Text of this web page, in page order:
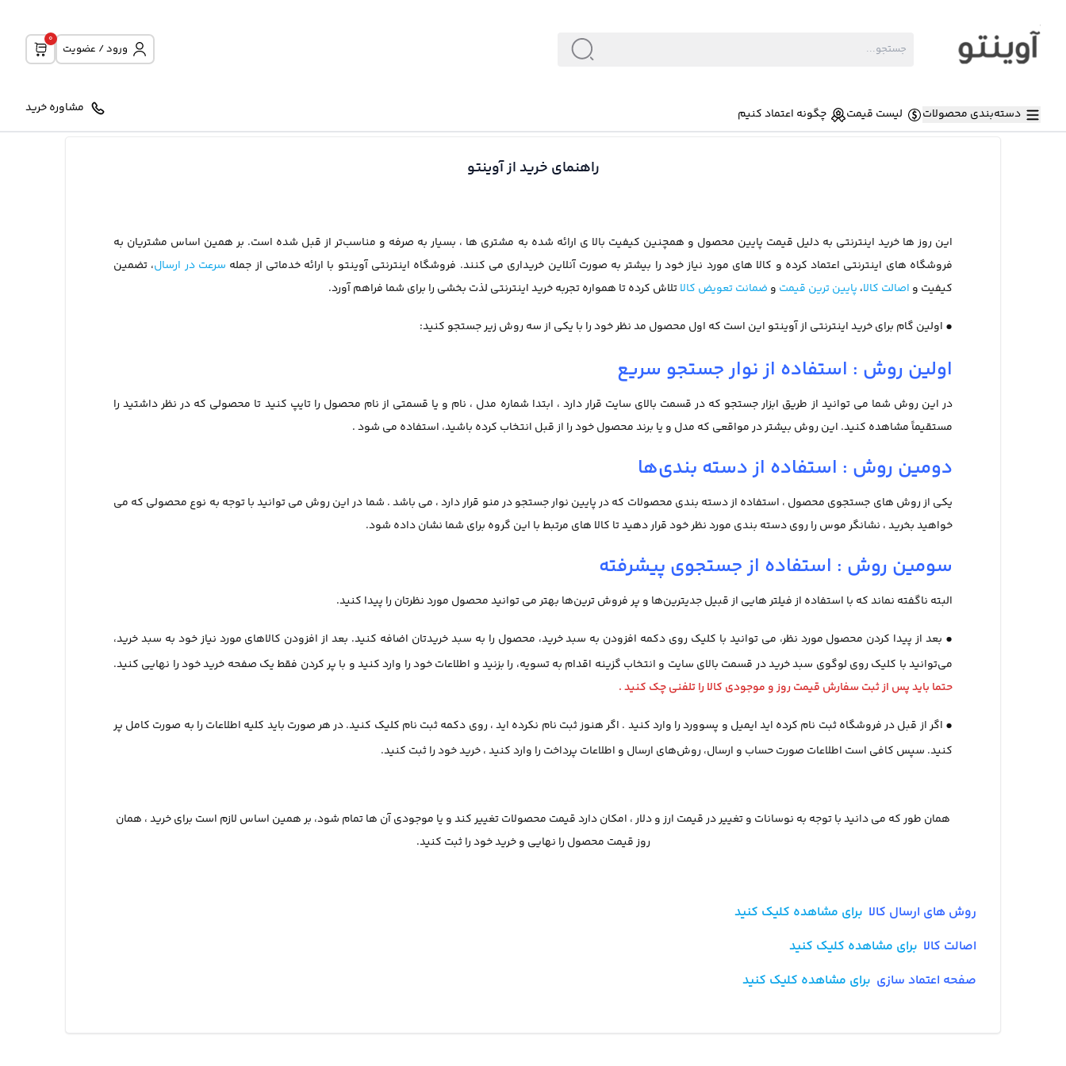
ورود / عضویت
0
دسته‌بندی محصولات لیست قیمت چگونه اعتماد کنیم مشاوره خرید
راهنمای خرید از آوینتو
این روز ها خرید اینترنتی به دلیل قیمت پایین محصول و همچنین کیفیت بالا ی ارائه شده به مشتری ها ، بسیار به صرفه و مناسب‌تر از قبل شده است. بر همین اساس مشتریان به
فروشگاه های اینترنتی اعتماد کرده و کالا های مورد نیاز خود را بیشتر به صورت آنلاین خریداری می کنند. فروشگاه اینترنتی آوینتو با ارائه خدماتی از جمله سرعت در ارسال، تضمین
کیفیت و اصالت کالا، پایین ترین قیمت و ضمانت تعویض کالاتلاش کرده تا همواره تجربه خرید اینترنتی لذت بخشی را برای شما فراهم آورد.
• اولین گام برای خرید اینترنتی از آوینتو این است که اول محصول مد نظر خود را با یکی از سه روش زیر جستجو کنید:
اولین روش : استفاده از نوار جستجو سریع
در این روش شما می توانید از طریق ابزار جستجو که در قسمت بالای سایت قرار دارد ، ابتدا شماره مدل ، نام و یا قسمتی از نام محصول را تایپ کنید تا محصولی که در نظر داشتید را
مستقیماً مشاهده کنید. این روش بیشتر در مواقعی که مدل و یا برند محصول خود را از قبل انتخاب کرده باشید، استفاده می شود .
دومین روش : استفاده از دسته بندی‌ها
یکی از روش های جستجوی محصول ، استفاده از دسته بندی محصولات که در پایین نوار جستجو در منو قرار دارد ، می باشد . شما در این روش می توانید با توجه به نوع محصولی که می
خواهید بخرید ، نشانگر موس را روی دسته بندی مورد نظر خود قرار دهید تا کالا های مرتبط با این گروه برای شما نشان داده شود.
سومین روش : استفاده از جستجوی پیشرفته
البته ناگفته نماند که با استفاده از فیلتر هایی از قبیل جدیترین‌ها و پر فروش ترین‌ها بهتر می توانید محصول مورد نظرتان را پیدا کنید.
• بعد از پیدا کردن محصول مورد نظر، می توانید با کلیک روی دکمه افزودن به سبد خرید، محصول را به سبد خریدتان اضافه کنید. بعد از افزودن کالاهای مورد نیاز خود به سبد خرید،
می‌توانید با کلیک روی لوگوی سبد خرید در قسمت بالای سایت و انتخاب گزینه اقدام به تسویه، را بزنید و اطلاعات خود را وارد کنید و با پر کردن فقط یک صفحه خرید خود را نهایی کنید.
حتما باید پس از ثبت سفارش قیمت روز و موجودی کالا را تلفنی چک کنید .
• اگر از قبل در فروشگاه ثبت نام کرده اید ایمیل و پسوورد را وارد کنید . اگر هنوز ثبت نام نکرده اید ، روی دکمه ثبت نام کلیک کنید. در هر صورت باید کلیه اطلاعات را به صورت کامل پر
کنید. سپس کافی است اطلاعات صورت حساب و ارسال، روش‌های ارسال و اطلاعات پرداخت را وارد کنید ، خرید خود را ثبت کنید.
همان طور که می دانید با توجه به نوسانات و تغییر در قیمت ارز و دلار ، امکان دارد قیمت محصولات تغییر کند و یا موجودی آن ها تمام شود، بر همین اساس لازم است برای خرید ، همان
روز قیمت محصول را نهایی و خرید خود را ثبت کنید.
روش های ارسال کالا برای مشاهده کلیک کنید
اصالت کالا برای مشاهده کلیک کنید
صفحه اعتماد سازی برای مشاهده کلیک کنید